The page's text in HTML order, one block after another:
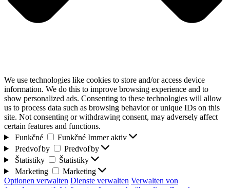
We use technologies like cookies to store and/or access device
information. We do this to improve browsing experience and to
show personalized ads. Consenting to these technologies will allow
us to process data such as browsing behavior or unique IDs on this
site. Not consenting or withdrawing consent, may adversely affect
certain features and functions.
Funkčné
Funkčné Immer aktiv
Predvoľby
Predvoľby
Štatistiky
Štatistiky
Marketing
Marketing
Optionen verwalten Dienste verwalten Verwalten von